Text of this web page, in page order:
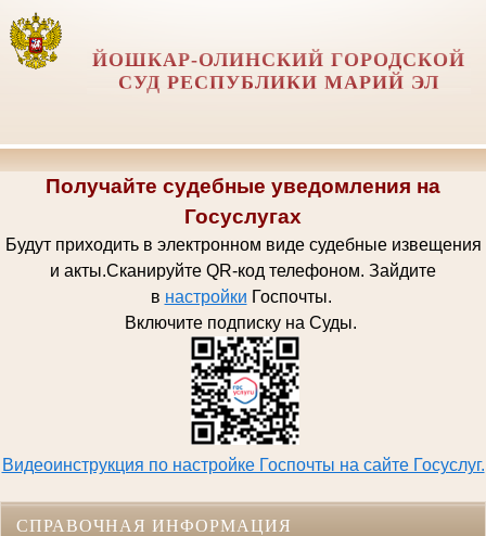
ЙОШКАР-ОЛИНСКИЙ ГОРОДСКОЙ
СУД РЕСПУБЛИКИ МАРИЙ ЭЛ
Получайте судебные уведомления на
Госуслугах
Будут приходить в электронном виде судебные извещения
и акты.Сканируйте QR-код телефоном. Зайдите
в настройки Госпочты.
Включите подписку на Суды.
Видеоинструкция по настройке Госпочты на сайте Госуслуг.
СПРАВОЧНАЯ ИНФОРМАЦИЯ